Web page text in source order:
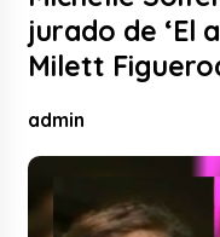
jurado de ‘El
Milett
admin